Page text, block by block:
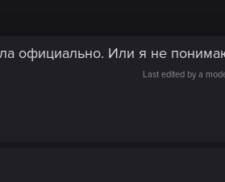
официально. Или я не
Last edited by a